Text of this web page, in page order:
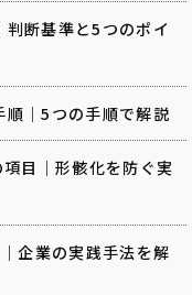
断基準と5つのポイ
順｜5つの手順で解説
目｜形骸化を防ぐ実
企業の実践手法を解